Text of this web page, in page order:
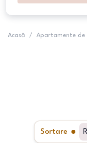
Acasă / Apartamente de
Sortare